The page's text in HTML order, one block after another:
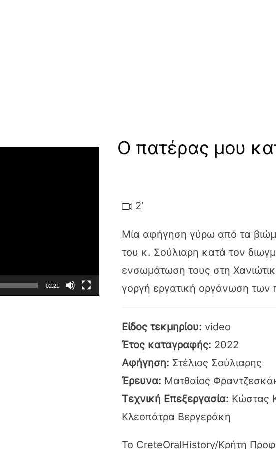
Ο πατέρας μου
02:21
2′
Μία αφήγηση γύρω από τα
του κ. Σούλιαρη κατά τον
ενσωμάτωση τους στη
γοργή εργατική οργάνωση
Είδος τεκμηρίου: video
Έτος καταγραφής: 2022
Αφήγηση: Στέλιος Σούλιαρης
Έρευνα: Ματθαίος
Τεχνική Επεξεργασία:
Κλεοπάτρα Βεργεράκη
Το CreteOralHistory/Κρήτη